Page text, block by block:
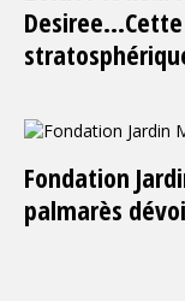
Fondation
palmarès